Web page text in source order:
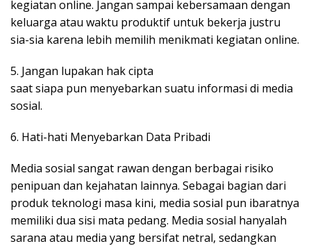
kegiatan online. Jangan sampai kebersamaan dengan
keluarga atau waktu produktif untuk bekerja justru
sia-sia karena lebih memilih menikmati kegiatan online.
5. Jangan lupakan hak cipta
saat siapa pun menyebarkan suatu informasi di media
sosial.
6. Hati-hati Menyebarkan Data Pribadi
Media sosial sangat rawan dengan berbagai risiko
penipuan dan kejahatan lainnya. Sebagai bagian dari
produk teknologi masa kini, media sosial pun ibaratnya
memiliki dua sisi mata pedang. Media sosial hanyalah
sarana atau media yang bersifat netral, sedangkan